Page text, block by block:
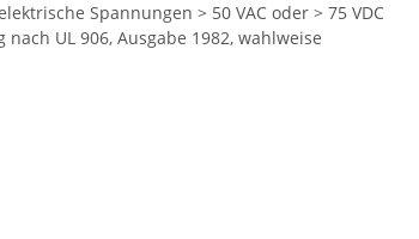
Spannungen > 50 VAC oder > 75 VDC
UL 906, Ausgabe 1982, wahlweise